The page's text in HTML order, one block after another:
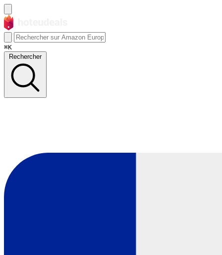
⌘K
Rechercher